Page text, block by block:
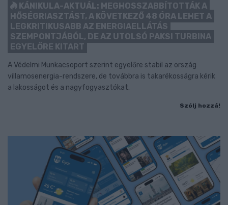
KÁNIKULA-AKTUÁL: MEGHOSSZABBÍTOTTÁK A
HŐSÉGRIASZTÁST, A KÖVETKEZŐ 48 ÓRA LEHET A
LEGKRITIKUSABB AZ ENERGIAELLÁTÁS
SZEMPONTJÁBÓL, DE AZ UTOLSÓ PAKSI TURBINA
EGYELŐRE KITART
A Védelmi Munkacsoport szerint egyelőre stabil az ország
villamosenergia-rendszere, de továbbra is takarékosságra kérik
a lakosságot és a nagyfogyasztókat.
Szólj hozzá!